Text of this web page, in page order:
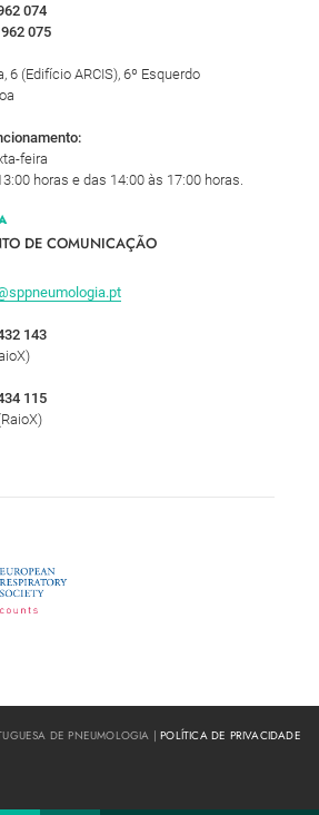
074
075
6 (Edifício ARCIS), 6º Esquerdo
feira
horas e das 14:00 às 17:00 horas.
DE COMUNICAÇÃO
143
115
DE PNEUMOLOGIA |POLÍTICA DE PRIVACIDADE